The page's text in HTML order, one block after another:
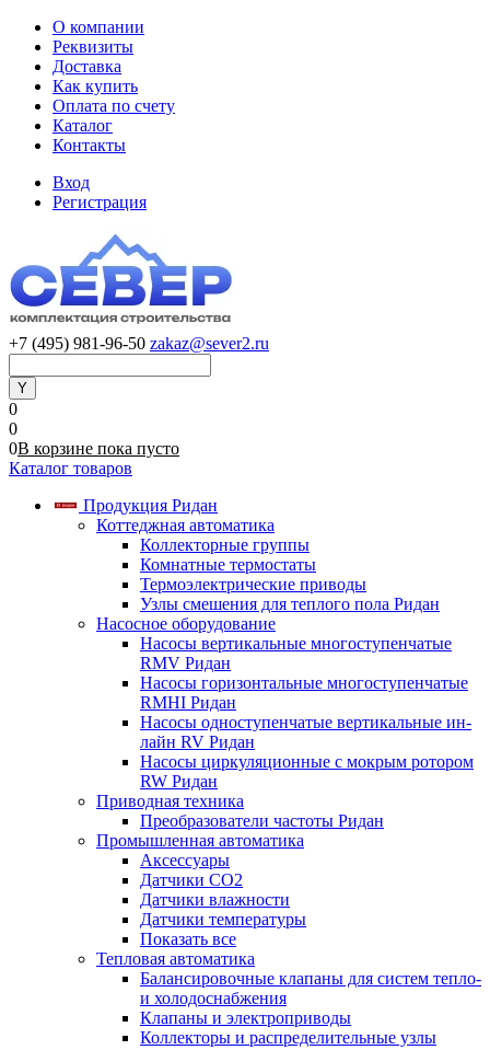
О компании
Реквизиты
Доставка
Как купить
Оплата по счету
Каталог
Контакты
Вход
Регистрация
+7 (495) 981-96-50 zakaz@sever2.ru
0
0
0В корзине пока пусто
Каталог товаров
Продукция Ридан
Коттеджная автоматика
Коллекторные группы
Комнатные термостаты
Термоэлектрические приводы
Узлы смешения для теплого пола Ридан
Насосное оборудование
Насосы вертикальные многоступенчатые
RMV Ридан
Насосы горизонтальные многоступенчатые
RMHI Ридан
Насосы одноступенчатые вертикальные ин-
лайн RV Ридан
Насосы циркуляционные с мокрым ротором
RW Ридан
Приводная техника
Преобразователи частоты Ридан
Промышленная автоматика
Аксессуары
Датчики CO2
Датчики влажности
Датчики температуры
Показать все
Тепловая автоматика
Балансировочные клапаны для систем тепло-
и холодоснабжения
Клапаны и электроприводы
Коллекторы и распределительные узлы